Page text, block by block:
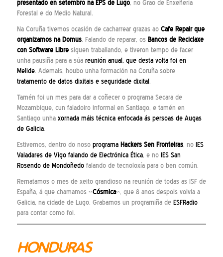
presentado en setembro na EPS de Lugo, no Grao de Enxeñería
Forestal e do Medio Natural.
Na Coruña tivemos ocasión de cacharrear grazas ao Cafe Repair que
organizamos na Domus. Falando de reparar, os Bancos de Reciclaxe
con Software Libresiguen traballando, e tiveron tempo de facer
unha pausiña para a súa reunión anual, que desta volta foi en
Melide. Ademais, houbo unha formación na Coruña sobre
tratamento de datos dixitais e seguridade dixital .
Tamén foi un mes para dar a coñecer o programa Secara de
Mozambique, cun faladoiro informal en Santiago, e tamén en
Santiago unha xornada máis técnica enfocada ás persoas de Augas
de Galicia.
Estivemos, dentro do noso programa Hackers Sen Fronteiras, no IES
Valadares de Vigo falando de Electrónica Ética, e no IES San
Rosendo de Mondoñedofalando de tecnoloxía para o ben común.
Rematamos o mes de xeito grandioso na reunión de todas as ISF de
España, á que chamamos «Cósmica«, que 8 anos despois volvía a
Galicia, na cidade de Lugo. Grabamos un programiña de ESFRadio
para contar como foi.
HONDURAS